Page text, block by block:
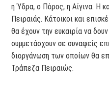
η Ύδρα, ο Πόρος, η Αίγινα. Η
Πειραιάς. Κάτοικοι και
θα έχουν την ευκαιρία να
συμμετάσχουν σε συναφείς
διοργάνωση των οποίων θα
Τράπεζα Πειραιώς.